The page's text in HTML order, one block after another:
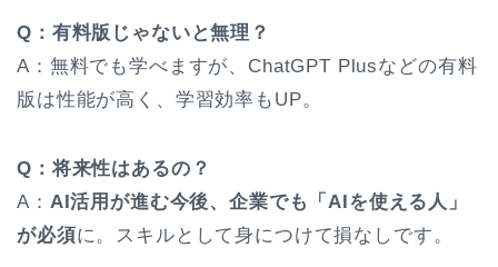
Q：有料版じゃないと無理？
A：無料でも学べますが、ChatGPT Plusなどの有料
版は性能が高く、学習効率もUP。
Q：将来性はあるの？
A： AI活用が進む今後、企業でも「AIを使える人」
が必須に。スキルとして身につけて損なしです。